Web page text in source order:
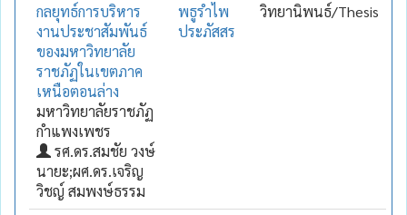
กลยุทธ์การบริหาร
งานประชาสัมพันธ์
ของมหาวิทยาลัย
ราชภัฏในเขตภาค
เหนือตอนล่าง
มหาวิทยาลัยราชภัฏ
กำแพงเพชร
รศ.ดร.สมชัย วงษ์
นายะ;ผศ.ดร.เจริญ
วิชญ์ สมพงษ์ธรรม
พธูรำไพ
ประภัสสร
วิทยานิพนธ์/Thesis